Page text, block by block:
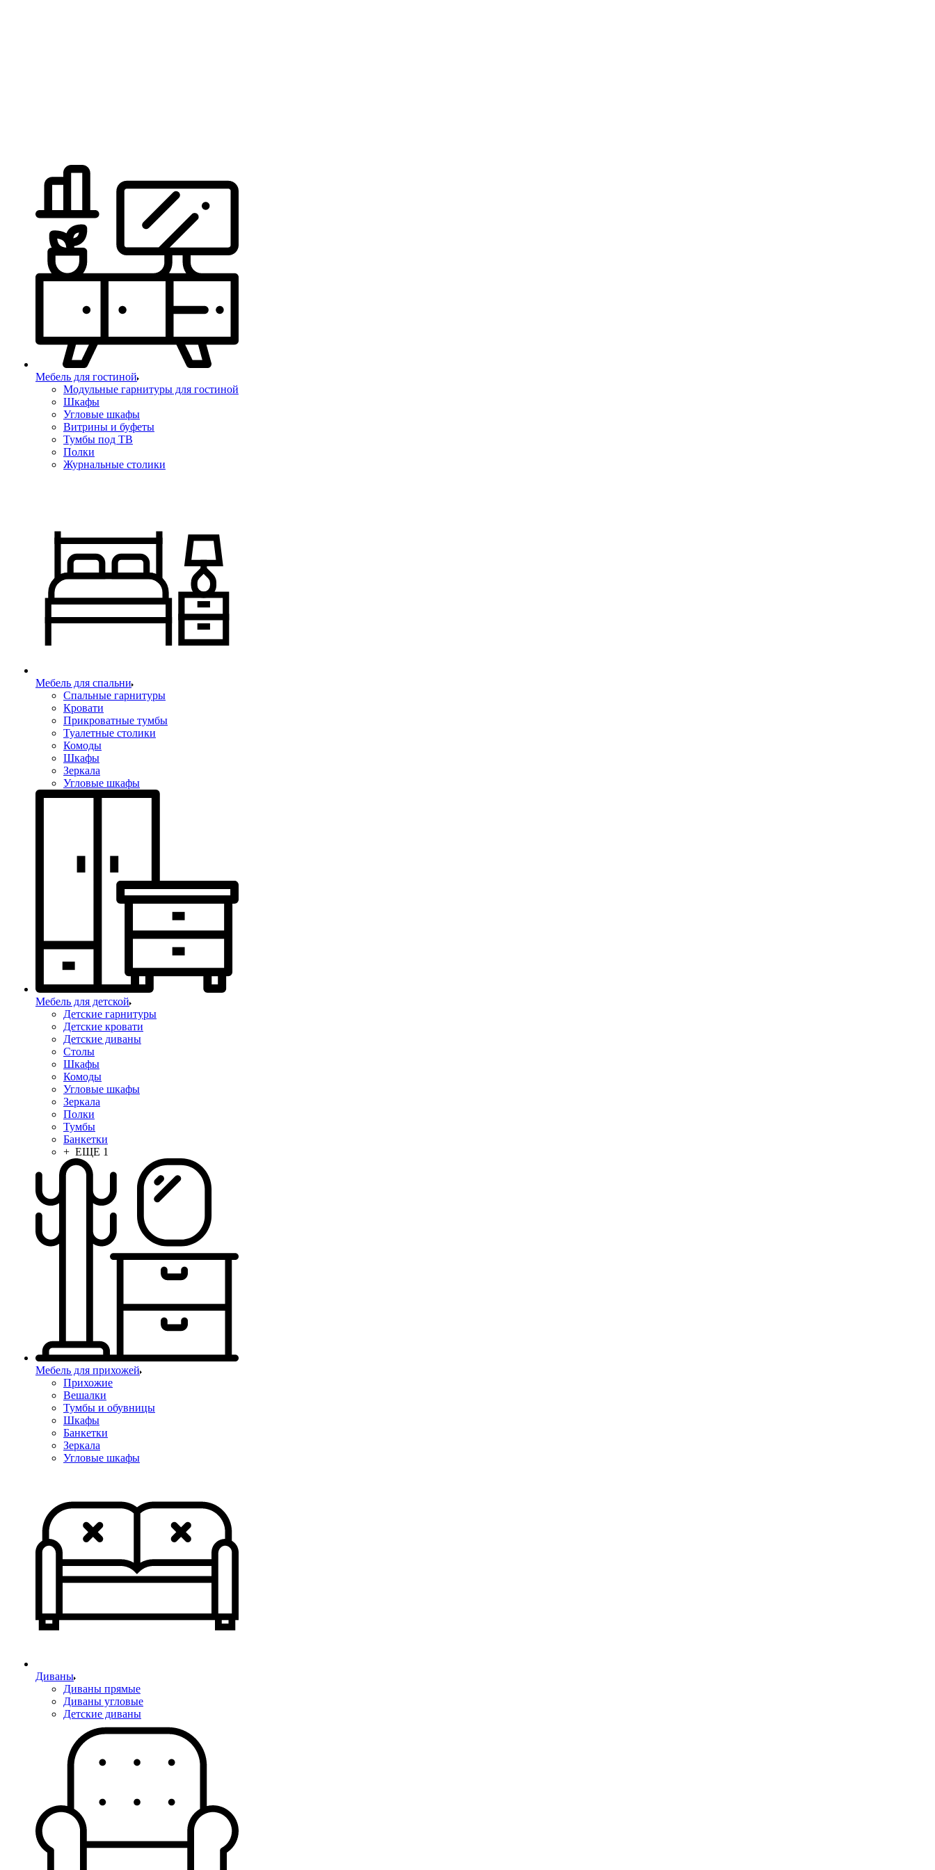
Мебель для гостиной
Модульные гарнитуры для гостиной
Шкафы
Угловые шкафы
Витрины и буфеты
Тумбы под ТВ
Полки
Журнальные столики
Мебель для спальни
Спальные гарнитуры
Кровати
Прикроватные тумбы
Туалетные столики
Комоды
Шкафы
Зеркала
Угловые шкафы
Мебель для детской
Детские гарнитуры
Детские кровати
Детские диваны
Столы
Шкафы
Комоды
Угловые шкафы
Зеркала
Полки
Тумбы
Банкетки
+ ЕЩЕ 1
Мебель для прихожей
Прихожие
Вешалки
Тумбы и обувницы
Шкафы
Банкетки
Зеркала
Угловые шкафы
Диваны
Диваны прямые
Диваны угловые
Детские диваны